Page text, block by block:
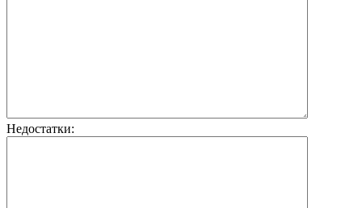
Недостатки: